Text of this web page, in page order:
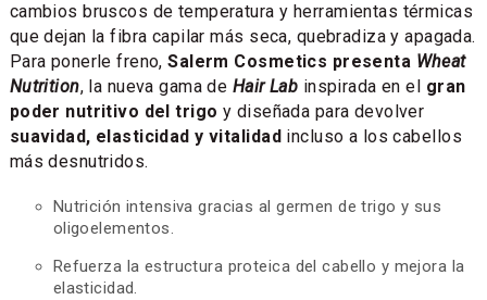
cambios bruscos de temperatura y herramientas térmicas
que dejan la fibra capilar más seca, quebradiza y apagada.
Para ponerle freno, Salerm Cosmetics presenta Wheat
Nutrition, la nueva gama de Hair Lab inspirada en el gran
poder nutritivo del trigo y diseñada para devolver
suavidad, elasticidad y vitalidad incluso a los cabellos
más desnutridos.
Nutrición intensiva gracias al germen de trigo y sus
oligoelementos.
Refuerza la estructura proteica del cabello y mejora la
elasticidad.